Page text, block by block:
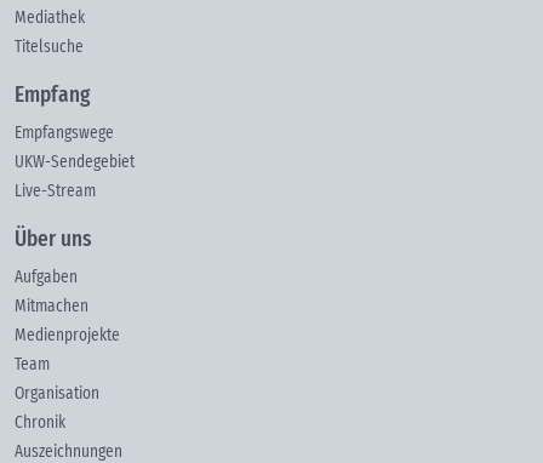
Mediathek
Titelsuche
Empfang
Empfangswege
UKW-Sendegebiet
Live-Stream
Über uns
Aufgaben
Mitmachen
Medienprojekte
Team
Organisation
Chronik
Auszeichnungen